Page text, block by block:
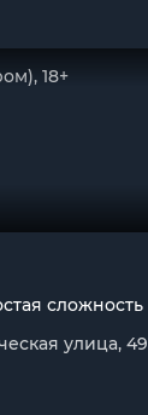
18+
сложность
улица, 49